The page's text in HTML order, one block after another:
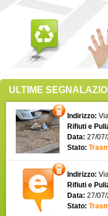
ULTIME
Indirizzo:
Rifiuti e
Data: 27/
Stato:
Indirizzo:
Rifiuti e
Data: 27/
Stato: